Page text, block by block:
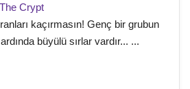
Crypt
kaçırmasın! Genç bir grubun
büyülü sırlar vardır... ...